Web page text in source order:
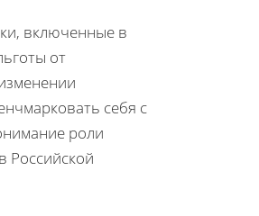
включенные в
от
себя с
роли
Российской